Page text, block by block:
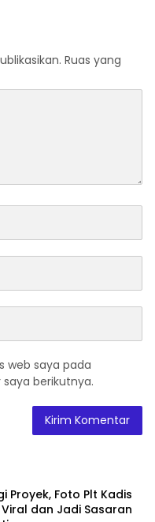
Ruas yang
web saya pada
berikutnya.
Proyek, Foto Plt Kadis
dan Jadi Sasaran